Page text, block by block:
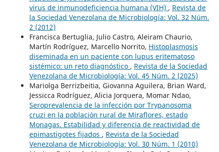
virus de inmunodeficiencia humana (VIH) , Revista de
la Sociedad Venezolana de Microbiología: Vol. 32 Núm.
2 (2012)
Francisca Bertuglia, Julio Castro, Aleiram Chaurio,
Martín Rodríguez, Marcello Norrito, Histoplasmosis
diseminada en un paciente con lupus eritematoso
sistémico: un reto diagnóstico , Revista de la Sociedad
Venezolana de Microbiología: Vol. 45 Núm. 2 (2025)
Mariolga Berrizbeitia, Giovanna Aguilera, Brian Ward,
Jessicca Rodríguez, Alicia Jorquera, Momar Ndao,
Seroprevalencia de la infección por Trypanosoma
cruzi en la población rural de Miraflores, estado
Monagas. Estabilidad y diferencia de reactividad de
epimastigotes fijados , Revista de la Sociedad
Venezolana de Microbiología: Vol. 30 Núm. 1 (2010)